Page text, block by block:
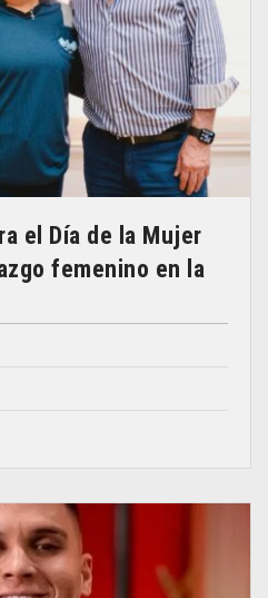
el Día de la Mujer
femenino en la